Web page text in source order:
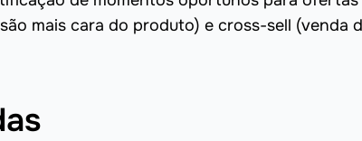
mais cara do produto) e cross-sell (venda